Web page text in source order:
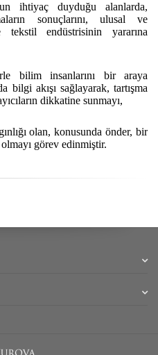
ihtiyaç duyduğu alanlarda,
sonuçlarını, ulusal ve
tekstil endüstrisinin yararına
bilim insanlarını bir araya
bilgi akışı sağlayarak, tartışma
dikkatine sunmayı,
olan, konusunda önder, bir
görev edinmiştir.